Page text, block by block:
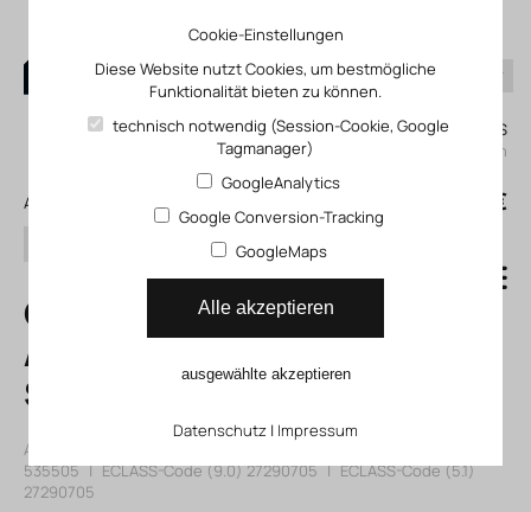
0
Mein KLEFINGHAUS
einloggen
Alle Produkte
Suchen
0,00 €
CLR-63-20-R-P-
A-K11-R8 Linear-
Schwenkspanner
Artikelnummer: 11535505
535505 | ECLASS-Code (9.0)27290705 | ECLASS-Code (5.1)
27290705
Cookie-Einstellungen
Diese Website nutzt Cookies, um bestmögliche
Funktionalität bieten zu können.
technisch notwendig (Session-Cookie, Google
Tagmanager)
GoogleAnalytics
Google Conversion-Tracking
GoogleMaps
Alle akzeptieren
ausgewählte akzeptieren
Datenschutz | Impressum